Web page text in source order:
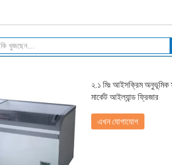
২.১ মিঃ আইসক্রিম অনুভূমিক
মার্কেট আইল্যান্ড ফ্রিজার
এখন যোগাযোগ